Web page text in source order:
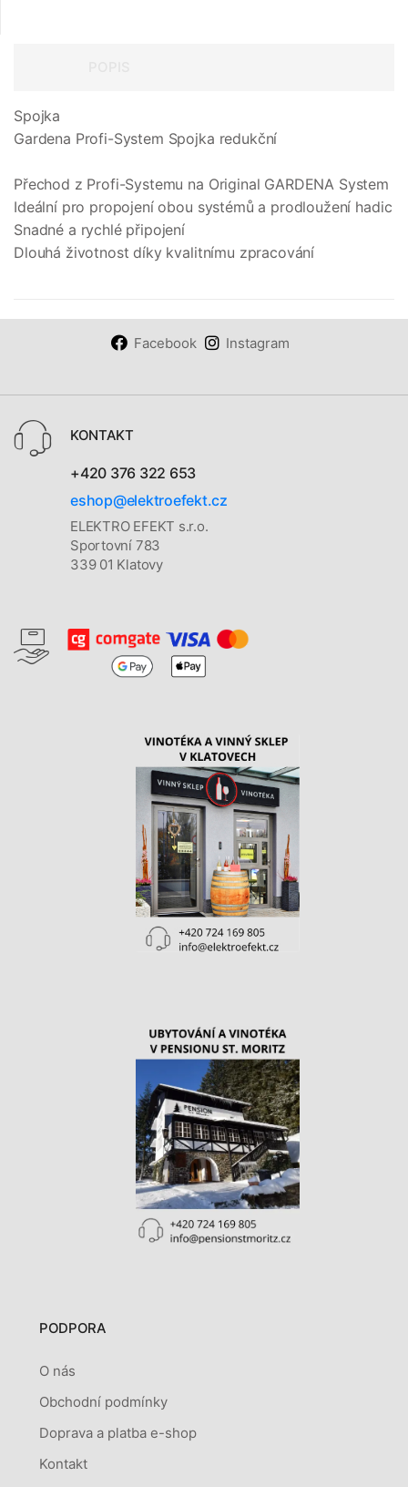
Spojka
Gardena Profi-System Spojka redukční
Přechod z Profi-Systemu na Original GARDENA System
Ideální pro propojení obou systémů a prodloužení hadic
Snadné a rychlé připojení
Dlouhá životnost díky kvalitnímu zpracování
Facebook Instagram
KONTAKT
+420 376 322 653
eshop@elektroefekt.cz
ELEKTRO EFEKT s.r.o.
Sportovní 783
339 01 Klatovy
PODPORA
O nás
Obchodní podmínky
Doprava a platba e-shop
Kontakt